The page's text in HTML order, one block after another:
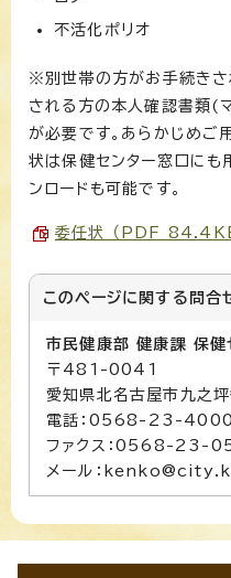
不活化ポリオ
※別世帯の方がお手続きさ
される方の本人確認書類(
が必要です。あらかじめご
状は保健センター窓口にも
ンロードも可能です。
委任状 （PDF 84.4KB
このページに関する 問合
市民健康部 健康課 保健
〒481-0041
愛知県北名古屋市九之
電話：0568-23-4000
ファクス：0568-23-
メール：